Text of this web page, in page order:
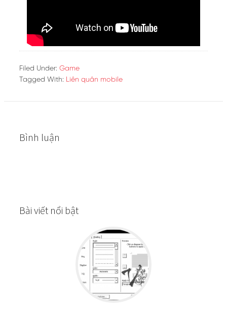
Filed Under: Game
Tagged With: Liên quân mobile
Bình luận
Bài viết nổi bật